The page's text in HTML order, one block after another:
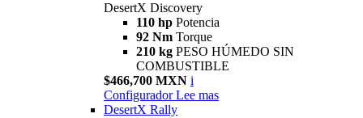
DesertX Discovery
110 hp Potencia
92 Nm Torque
210 kg PESO HÚMEDO SIN
COMBUSTIBLE
$466,700 MXN i
Configurador Lee mas
DesertX Rally